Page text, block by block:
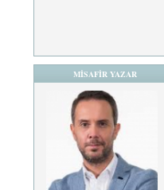
MİSAFİR YAZAR